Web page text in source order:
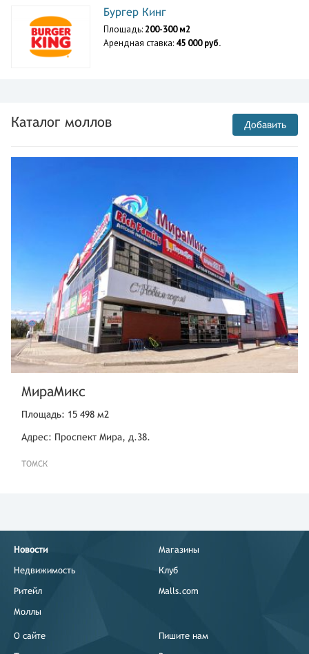
Бургер Кинг
Площадь: 200-300 м2
Арендная ставка: 45 000 руб.
Каталог моллов Добавить
МираМикс
Площадь: 15 498 м2
Адрес: Проспект Мира, д.38.
ТОМСК
Новости
Недвижимость
Ритейл
Моллы
Магазины
Клуб
Malls.com
О сайте
Пишите нам